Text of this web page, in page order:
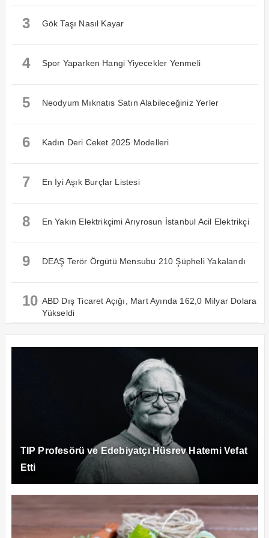
3 Gök Taşı Nasıl Kayar
4 Spor Yaparken Hangi Yiyecekler Yenmeli
5 Neodyum Mıknatıs Satın Alabileceğiniz Yerler
6 Kadın Deri Ceket 2025 Modelleri
7 En İyi Aşık Burçlar Listesi
8 En Yakın Elektrikçimi Arıyrosun İstanbul Acil Elektrikçi
9 DEAŞ Terör Örgütü Mensubu 210 Şüpheli Yakalandı
10 ABD Dış Ticaret Açığı, Mart Ayında 162,0 Milyar Dolara
Yükseldi
TIP Profesörü ve Edebiyatçı Hüsrev Hatemi Vefat
Etti